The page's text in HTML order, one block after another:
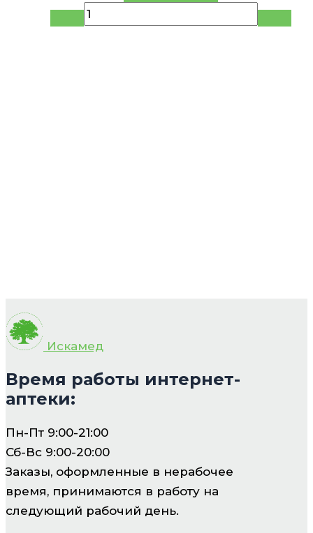
Искамед
Время работы интернет-
аптеки:
Пн-Пт 9:00-21:00
Сб-Вс 9:00-20:00
Заказы, оформленные в нерабочее
время, принимаются в работу на
следующий рабочий день.